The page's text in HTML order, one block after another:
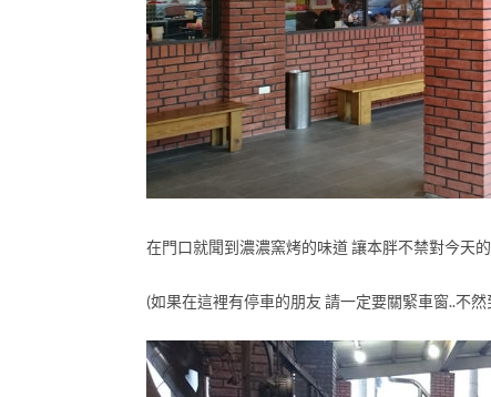
在門口就聞到濃濃窯烤的味道 讓本胖不禁對今天
(如果在這裡有停車的朋友 請一定要關緊車窗..不